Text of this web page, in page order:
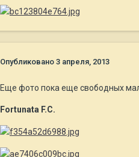
Опубликовано 3 апреля, 2013
Еще фото пока еще свободных
Fortunata F.C.